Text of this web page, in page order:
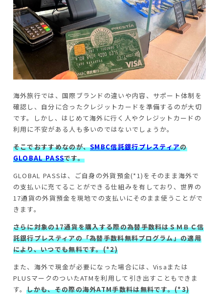
海外旅行では、国際ブランドの違いや内容、サポート体制を
確認し、自分に合ったクレジットカードを準備するのが大切
です。しかし、はじめて海外に行く人やクレジットカードの
利用に不安がある人も多いのではないでしょうか。
そこでおすすめなのが、SMBC信託銀行プレスティアの
GLOBAL PASSです。
GLOBAL PASSは、ご自身の外貨預金(*1)をそのまま海外で
の支払いに充てることができる仕組みを有しており、世界の
17通貨の外貨預金を現地での支払いにそのまま使うことがで
きます。
さらに対象の17通貨を購入する際の為替手数料はＳＭＢＣ信
託銀行プレスティアの「為替手数料無料プログラム」の適用
により、いつでも無料です。(*2)
また、海外で現金が必要になった場合には、Visaまたは
PLUSマークのついたATMを利用して引き出すこともできま
す。しかも、その際の海外ATM手数料は無料です。(*3)